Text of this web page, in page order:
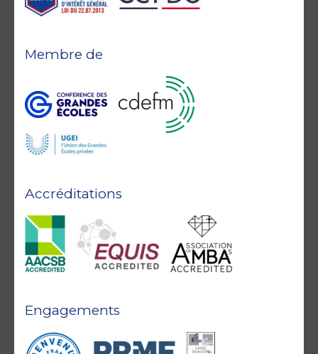
Accréditations
Membre de
Engagements